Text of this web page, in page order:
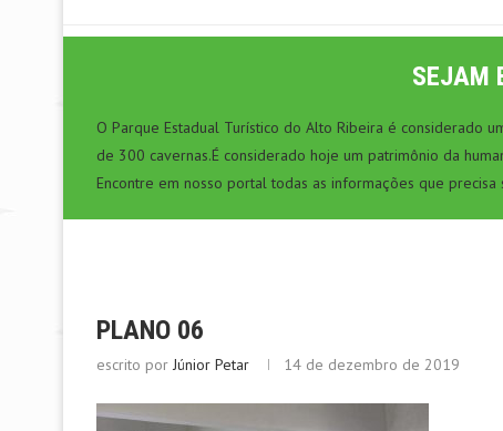
SEJAM
O Parque Estadual Turístico do Alto Ribeira é considerado
de 300 cavernas.É considerado hoje um patrimônio da
Encontre em nosso portal todas as informações que precisa
PLANO 06
escrito por Júnior Petar 14 de dezembro de 2019